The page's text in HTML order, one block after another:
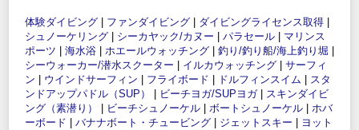
体験ダイビング ファンダイビング ダイビングライセンス取得
シュノーケリング
シーカヤック/カヌー パラセール
マリンス
ポーツ
海水浴 ホエールウォッチング 釣り/釣り船/海上釣り堀
シーウォーカー/潜水スクーター
イルカウォッチング
サーフィ
ン
ウインドサーフィン フライボード ドルフィンスイム
スタ
ンドアップパドル（SUP）
ビーチヨガ/SUPヨガ| スキンダイビ
ング（素潜り）
ビーチシュノーケル ボートシュノーケル
ホバ
ーボード
バナナボート・チュービング ジェットスキー
ヨット